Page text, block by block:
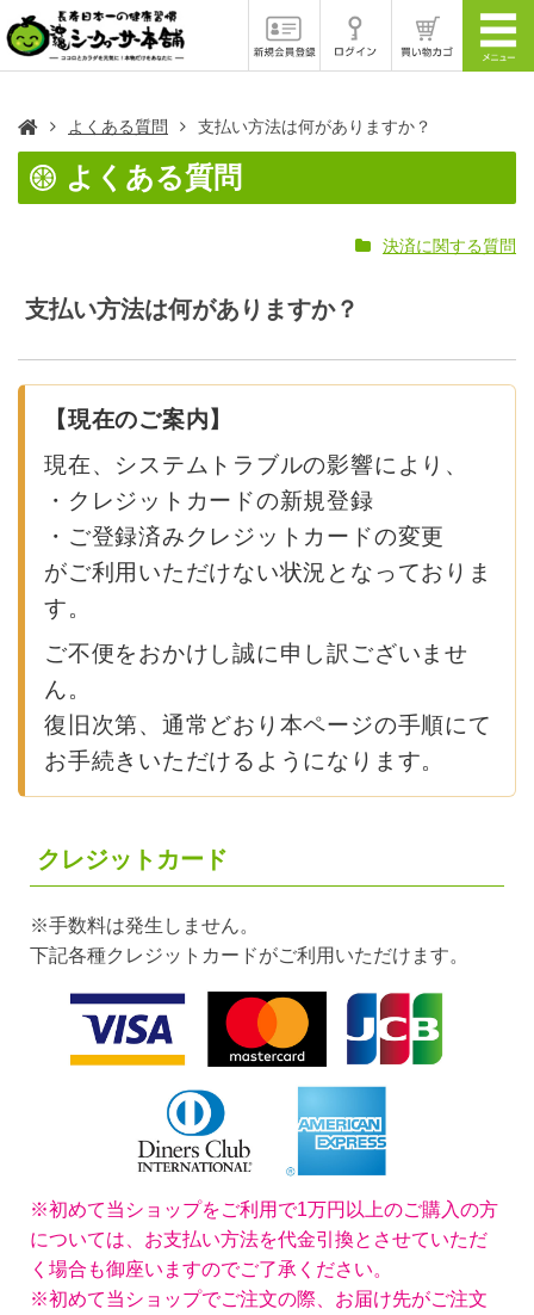
よくある質問 支払い方法は何がありますか？
よくある質問
決済に関する質問
支払い方法は何がありますか？
【現在のご案内】
現在、システムトラブルの影響により、
・クレジットカードの新規登録
・ご登録済みクレジットカードの変更
がご利用いただけない状況となっておりま
す。
ご不便をおかけし誠に申し訳ございませ
ん。
復旧次第、通常どおり本ページの手順にて
お手続きいただけるようになります。
クレジットカード
※手数料は発生しません。
下記各種クレジットカードがご利用いただけます。
※初めて当ショップをご利用で1万円以上のご購入の方
については、お支払い方法を代金引換とさせていただ
く場合も御座いますのでご了承ください。
※初めて当ショップでご注文の際、お届け先がご注文